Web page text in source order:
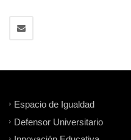
Espacio de Igualdad
Defensor Universitario